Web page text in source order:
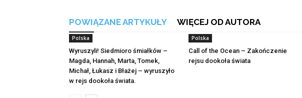
POWIĄZANE ARTYKUŁY WIĘCEJ OD AUTORA
Polska
Wyruszyli! Siedmioro śmiałków –
Magda, Hannah, Marta, Tomek,
Michał, Łukasz i Błażej – wyruszyło
w rejs dookoła świata.
Polska
Call of the Ocean – Zakończenie
rejsu dookoła świata